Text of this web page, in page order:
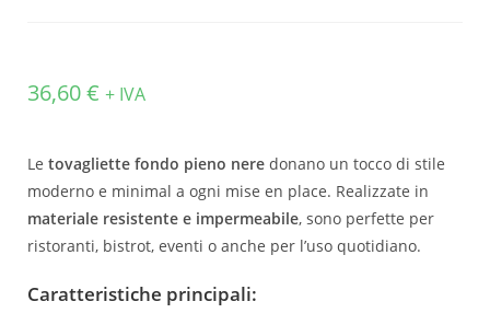
36,60€ + IVA
Le tovagliette fondo pieno nere donano un tocco di stile
moderno e minimal a ogni mise en place. Realizzate in
materiale resistente e impermeabile, sono perfette per
ristoranti, bistrot, eventi o anche per l’uso quotidiano.
Caratteristiche principali: